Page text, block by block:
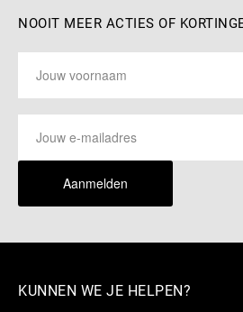
NOOIT MEER ACTIES OF
Aanmelden
KUNNEN WE JE HELPEN?